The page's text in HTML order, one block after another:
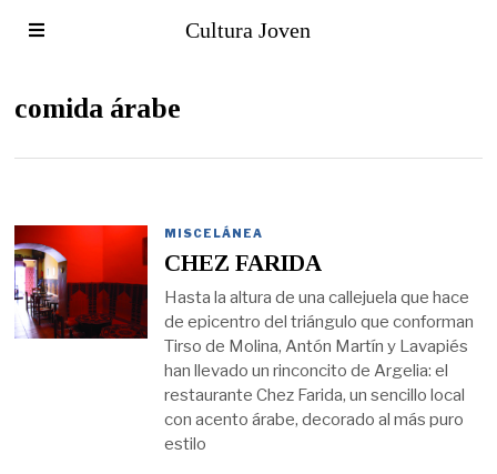
Cultura Joven
comida árabe
MISCELÁNEA
CHEZ FARIDA
Hasta la altura de una callejuela que hace
de epicentro del triángulo que conforman
Tirso de Molina, Antón Martín y Lavapiés
han llevado un rinconcito de Argelia: el
restaurante Chez Farida, un sencillo local
con acento árabe, decorado al más puro
estilo